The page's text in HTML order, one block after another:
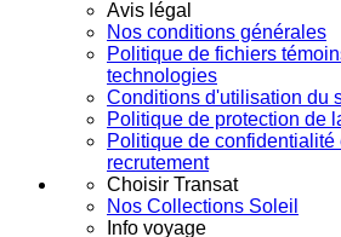
Avis légal
Nos conditions générales
Politique de fichiers
technologies
Conditions d'utilisation du
Politique de protection de
Politique de confidentialité
recrutement
Choisir Transat
Nos Collections Soleil
Info voyage